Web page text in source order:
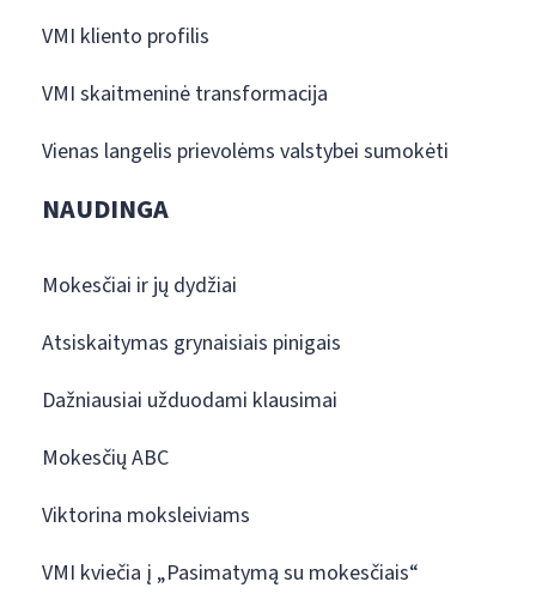
VMI kliento profilis
VMI skaitmeninė transformacija
Vienas langelis prievolėms valstybei sumokėti
NAUDINGA
Mokesčiai ir jų dydžiai
Atsiskaitymas grynaisiais pinigais
Dažniausiai užduodami klausimai
Mokesčių ABC
Viktorina moksleiviams
VMI kviečia į „Pasimatymą su mokesčiais“